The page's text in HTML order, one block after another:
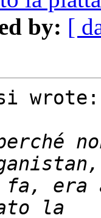
by: [
wrote:
fa, era